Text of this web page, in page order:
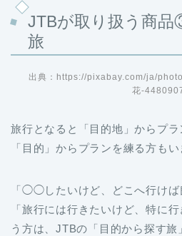
JTBが取り扱う商
旅
出典：https://pixabay.com/ja/
花-
旅行となると「目的地」からプラ
「目的」からプランを練る方もい
「◯◯したいけど、どこへ行けば
「旅行には行きたいけど、特に
う方は、JTBの「目的から探す